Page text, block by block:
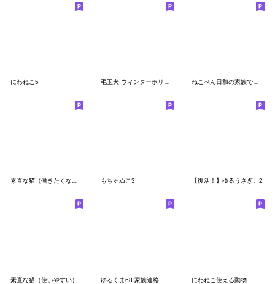
にわねこ5 ねこぺん日和の家族で使えるスタンプ２
素直な猫（働きたくない） もちゃぬこ3 【復活！】ゆるうさぎ。2
素直な猫（使いやすい） ゆるくま68 家族連絡 にわねこ使える動物